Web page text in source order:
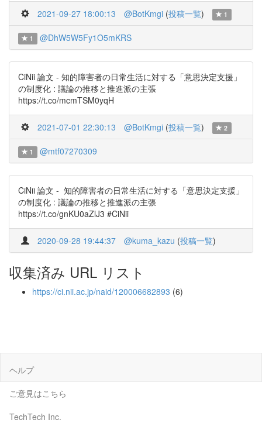
2021-09-27 18:00:13 @BotKmgi (投稿一覧) 1
1 @DhW5W5Fy1O5mKRS
CiNii 論文 - 知的障害者の日常生活に対する「意思決定支援」
の制度化 : 議論の推移と推進派の主張
https://t.co/mcmTSM0yqH
2021-07-01 22:30:13 @BotKmgi (投稿一覧) 2
1 @mtf07270309
CiNii 論文 - 知的障害者の日常生活に対する「意思決定支援」
の制度化 : 議論の推移と推進派の主張
https://t.co/gnKU0aZlJ3 #CiNii
2020-09-28 19:44:37 @kuma_kazu (投稿一覧)
収集済み URL リスト
https://ci.nii.ac.jp/naid/120006682893 (6)
ヘルプ
ご意見はこちら
TechTech Inc.